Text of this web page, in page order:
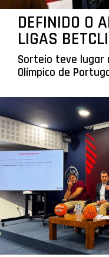
DEFINIDO O
LIGAS
Sorteio teve lugar
Olímpico de